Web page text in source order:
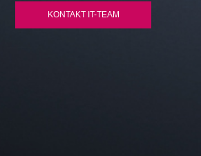
KONTAKT IT-TEAM